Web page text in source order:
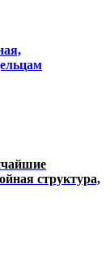
структура,